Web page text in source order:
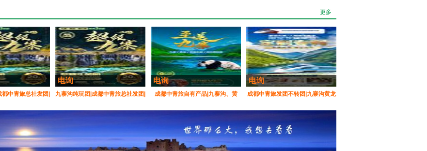
日游
行社总部
更多
中青旅总社发团|
电询
九寨沟纯玩团|成都中青旅总社发团|
电询
成都中青旅自有产品|九寨沟、黄
团
电询
成都中青旅发团不转团|九寨沟黄龙